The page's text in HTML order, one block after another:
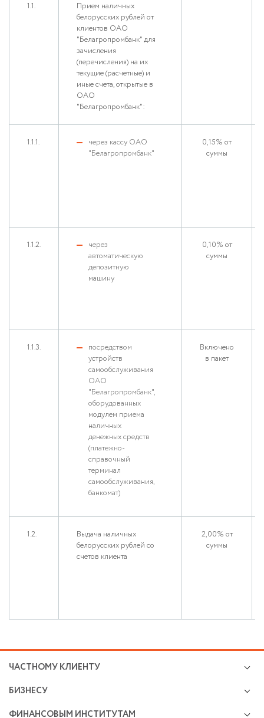
1.1.
Прием наличных
белорусских рублей от
клиентов ОАО
"Белагропромбанк" для
зачисления
(перечисления) на их
текущие (расчетные) и
иные счета, открытые в
ОАО
"Белагропромбанк":
1.1.1.
через кассу ОАО
"Белагропромбанк"
0,15% от
суммы
1.1.2.
через
автоматическую
депозитную
машину
0,10% от
суммы
1.1.3.
посредством
устройств
самообслуживания
ОАО
"Белагропромбанк",
оборудованных
модулем приема
наличных
денежных средств
(платежно-
справочный
терминал
самообслуживания,
банкомат)
Включено
в пакет
1.2.
Выдача наличных
белорусских рублей со
счетов клиента
2,00% от
суммы
ЧАСТНОМУ КЛИЕНТУ
Валютно-обменные операции
Cбережения и инвестиции
БИЗНЕСУ
ФИНАНСОВЫМ ИНСТИТУТАМ